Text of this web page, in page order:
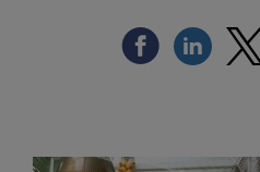
Compartir